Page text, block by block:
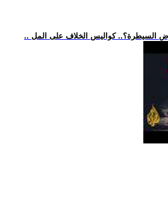
السيطرة؟.. كواليس الخلاف على المل